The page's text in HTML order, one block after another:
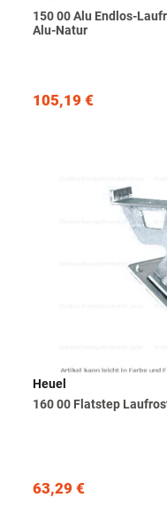
150 00 Alu Endlos-
Alu-Natur
105,19 €
Heuel
160 00 Flatstep
63,29 €